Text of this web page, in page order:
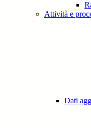
Attività e
Dati